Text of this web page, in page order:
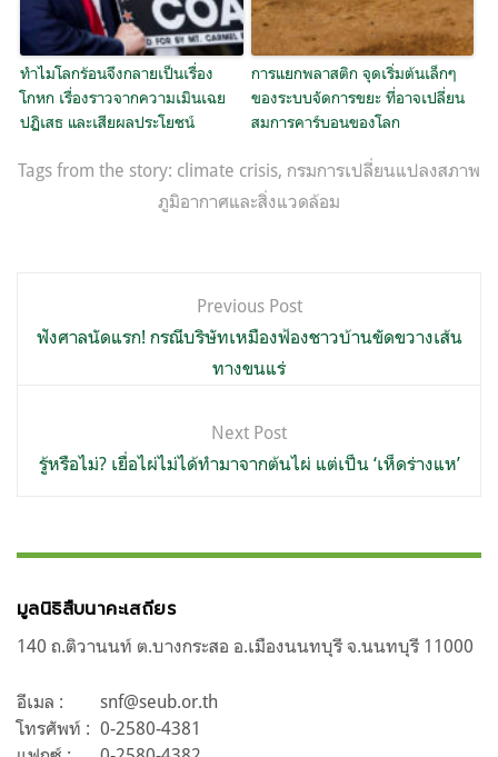
ทำไมโลกร้อนจึงกลายเป็นเรื่อง
โกหก เรื่องราวจากความเมินเฉย
ปฏิเสธ และเสียผลประโยชน์
การแยกพลาสติก จุดเริ่มต้นเล็กๆ
ของระบบจัดการขยะ ที่อาจเปลี่ยน
สมการคาร์บอนของโลก
Tags from the story: climate crisis, กรมการเปลี่ยนแปลงสภาพ
ภูมิอากาศและสิ่งแวดล้อม
เรื่อง
Previous Post
ฟังศาลนัดแรก! กรณีบริษัทเหมืองฟ้องชาวบ้านขัดขวางเส้น
ทางขนแร่
Next Post
รู้หรือไม่? เยื่อไผ่ไม่ได้ทำมาจากต้นไผ่ แต่เป็น ‘เห็ดร่างแห’
มูลนิธิสืบนาคะเสถียร
140 ถ.ติวานนท์ ต.บางกระสอ อ.เมืองนนทบุรี จ.นนทบุรี 11000
อีเมล :
snf@seub.or.th
โทรศัพท์ : 0-2580-4381